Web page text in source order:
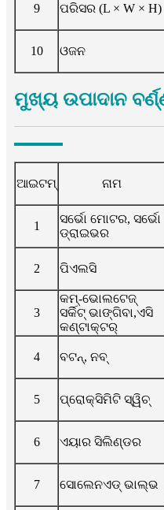
9 ପରିସର (L × W × H)
10 ଓଜନ
ମୁଖ୍ୟ ଉପାଦାନ
ଆଇଟମ୍‌ ନାମ
1
ସର୍ଭୋ ମୋଟର, ସର୍ଭୋ
ଡ୍ରାଇଭର
2 ପିଏଲସି
3
କମ୍-ଭୋଲଟେଜ୍
ସର୍କିଟ୍ ଭାଙ୍ଗିବା,ଏସି
କଣ୍ଟାକ୍ଟର୍
4 ବଟନ୍, ନବ୍
5 ପ୍ରୋକ୍ସିମିଟି ସ୍ୱିଚ୍
6 ଏୟାର ସିଲିଣ୍ଡର
7 ସୋଲେନଏଡ୍ ଭାଲ୍ଭ